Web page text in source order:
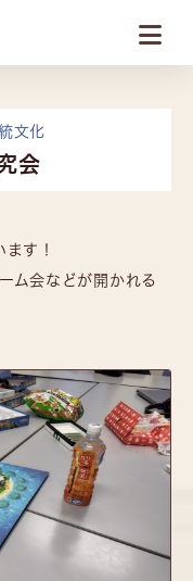
文化
会
す！
ム会などが開かれる